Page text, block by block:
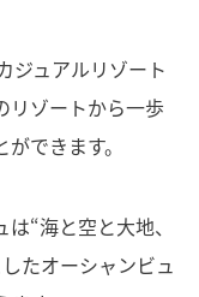
ジュアルリゾート
リゾートから一歩
できます。
“海と空と大地、
たオーシャンビュ